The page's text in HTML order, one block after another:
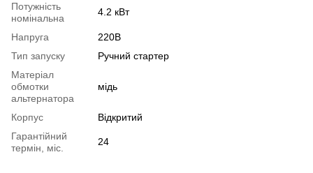
Потужність
номінальна
4.2 кВт
Напруга
220В
Тип запуску
Ручний стартер
Матеріал
обмотки
альтернатора
мідь
Корпус
Відкритий
Гарантійний
термін, міс.
24